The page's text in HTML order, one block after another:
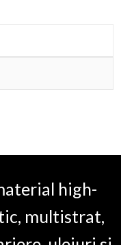
high-
multistrat,